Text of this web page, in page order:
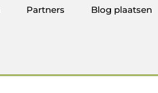
Partners Blog plaatsen